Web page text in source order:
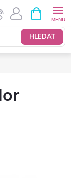
HLEDAT
NÁKUPNÍ
KOŠÍK